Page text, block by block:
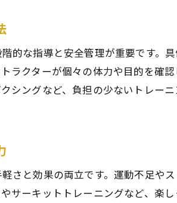
キックボクシングで身体と心をリフ
ライフスタイルに合うキックボクシ
宮町エリアで健康的な運動習慣を始
や家族と楽しむキックボクシング体
親子で始めるキックボクシングのメ
キックボクシング体験が家族の健康
的な指導と安全管理が重要です。
ラクターが個々の体力や目的を確
シングなど、負担の少ないトレー
さと効果の両立です。運動不足や
サーキットトレーニングなど、楽